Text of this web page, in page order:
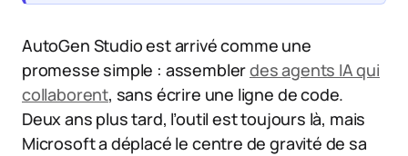
AutoGen Studio est arrivé comme une
promesse simple : assemblerdes agents IA qui
collaborent, sans écrire une ligne de code.
Deux ans plus tard, l’outil est toujours là, mais
Microsoft a déplacé le centre de gravité de sa